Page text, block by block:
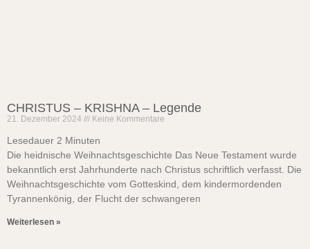
CHRISTUS – KRISHNA – Legende
21. Dezember 2024 Keine Kommentare
Lesedauer 2 Minuten
Die heidnische Weihnachtsgeschichte Das Neue Testament wurde
bekanntlich erst Jahrhunderte nach Christus schriftlich verfasst. Die
Weihnachtsgeschichte vom Gotteskind, dem kindermordenden
Tyrannenkönig, der Flucht der schwangeren
Weiterlesen »